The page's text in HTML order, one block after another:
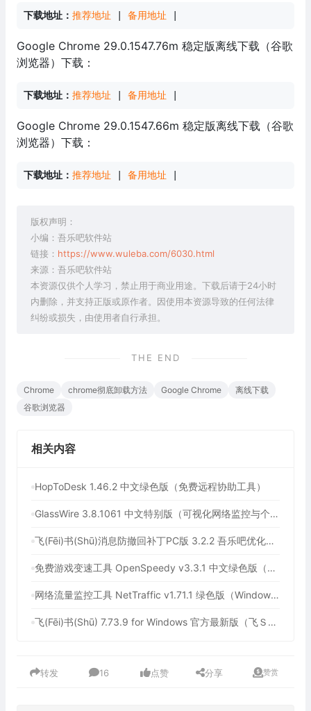
下载地址： 推荐地址 备用地址
Google Chrome 29.0.1547.76m 稳定版离线下载（谷歌
浏览器）下载：
下载地址： 推荐地址 备用地址
Google Chrome 29.0.1547.66m 稳定版离线下载（谷歌
浏览器）下载：
下载地址： 推荐地址 备用地址
版权声明：
小编：吾乐吧软件站
链接： https://www.wuleba.com/6030.html
来源：吾乐吧软件站
本资源仅供个人学习，禁止用于商业用途。下载后请于24小时
内删除，并支持正版或原作者。因使用本资源导致的任何法律
纠纷或损失，由使用者自行承担。
THE END
Chrome chrome彻底卸载方法 Google Chrome
离线下载
谷歌浏览器
相关内容
HopToDesk 1.46.2 中文绿色版（免费远程协助工具）
GlassWire 3.8.1061 中文特别版（可视化网络监控与个人防火墙）
飞(Fēi)书(Shū)消息防撤回补丁PC版 3.2.2 吾乐吧优化版（支持消息防撤回+支持消息永不已读）
免费游戏变速工具 OpenSpeedy v3.3.1 中文绿色版（所有应用速度加速100倍，支持部分网盘下载加速）
网络流量监控工具 NetTraffic v1.71.1 绿色版（Windows 轻量实时网速监控工具）
飞(Fēi)书(Shū) 7.73.9 for Windows 官方最新版（飞Ｓhū历史版本下载，协同办公平台，附送飞Ｓhū消息防撤回补丁）
转发 16 点赞 分享 赞赏